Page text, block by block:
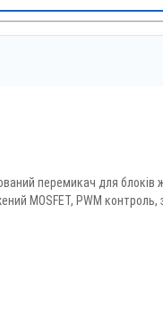
України
перемикач для
MOSFET, PWM